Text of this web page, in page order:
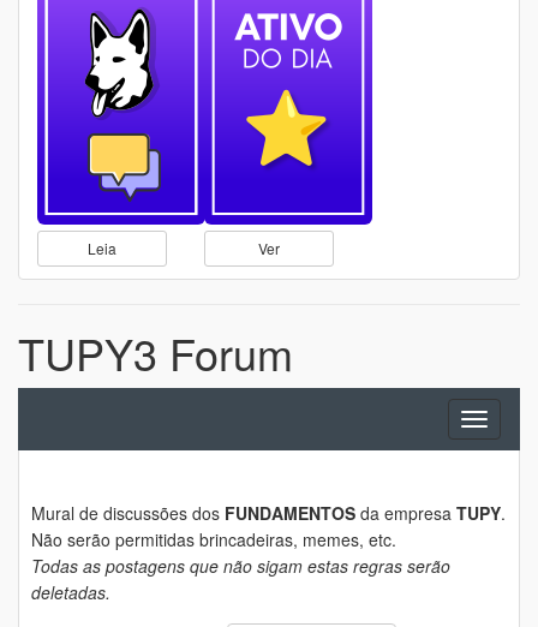
Leia Ver
TUPY3 Forum
Toggle
Mural de discussões dos FUNDAMENTOS da empresa TUPY.
Não serão permitidas brincadeiras, memes, etc.
Todas as postagens que não sigam estas regras serão
deletadas.